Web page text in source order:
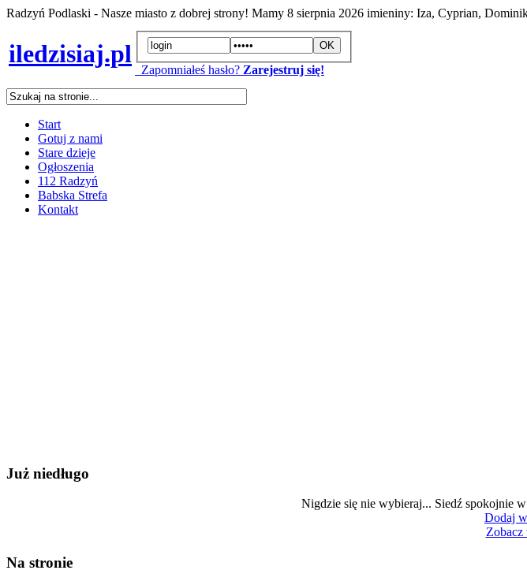
Radzyń Podlaski - Nasze miasto z dobrej strony! Mamy 8 sierpnia 2026 imieniny: Iza, Cyprian,
iledzisiaj.pl
Zapomniałeś hasło? Zarejestruj się!
Start
Gotuj z nami
Stare dzieje
Ogłoszenia
112 Radzyń
Babska Strefa
Kontakt
Już niedługo
Nigdzie się nie wybieraj... Siedź spokojnie
Dodaj
Zobacz
Na stronie